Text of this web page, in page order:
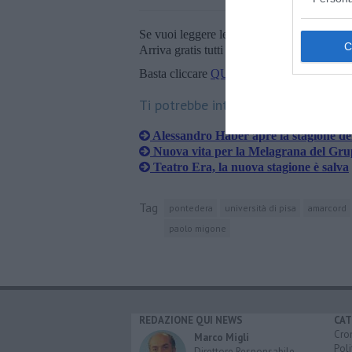
Se vuoi leggere le notizie principali della
Arriva gratis tutti i giorni alle 20:00
Basta cliccare QUI
Ti potrebbe interessare anche:
Alessandro Haber apre la stagione
Nuova vita per la Melagrana del
Teatro Era, la nuova stagione è salva
Tag pontedera università di pisa amarcord
paolo migone
REDAZIONE QUI NEWS
Marco Migli